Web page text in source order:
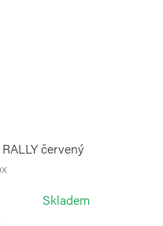
červený
Skladem